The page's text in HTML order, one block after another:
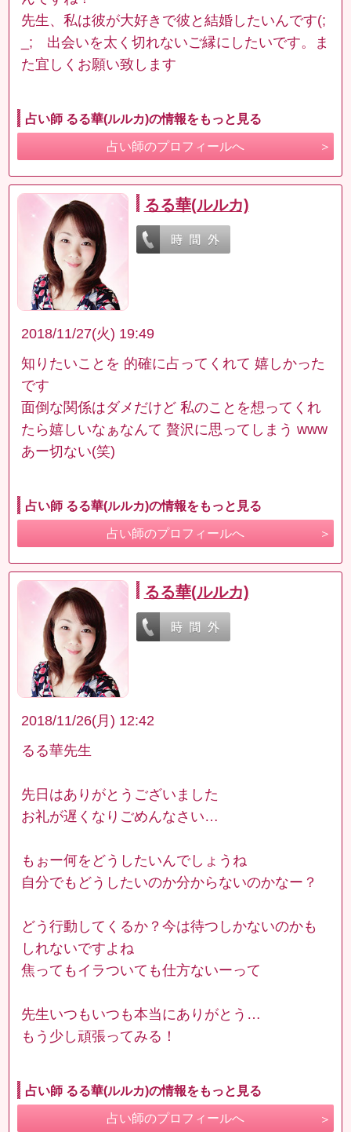
先生、私は彼が大好きで彼と結婚したいんです(;
_; 出会いを太く切れないご縁にしたいです。ま
た宜しくお願い致します
占い師 るる華(ルルカ)の情報をもっと見る
占い師のプロフィールへ
るる華(ルルカ)
2018/11/27(火) 19:49
知りたいことを 的確に占ってくれて 嬉しかった
です
面倒な関係はダメだけど 私のことを想ってくれ
たら嬉しいなぁなんて 贅沢に思ってしまう www
あー切ない(笑)
占い師 るる華(ルルカ)の情報をもっと見る
占い師のプロフィールへ
るる華(ルルカ)
2018/11/26(月) 12:42
るる華先生
先日はありがとうございました
お礼が遅くなりごめんなさい…
もぉー何をどうしたいんでしょうね
自分でもどうしたいのか分からないのかなー？
どう行動してくるか？今は待つしかないのかも
しれないですよね
焦ってもイラついても仕方ないーって
先生いつもいつも本当にありがとう…
もう少し頑張ってみる！
占い師 るる華(ルルカ)の情報をもっと見る
占い師のプロフィールへ